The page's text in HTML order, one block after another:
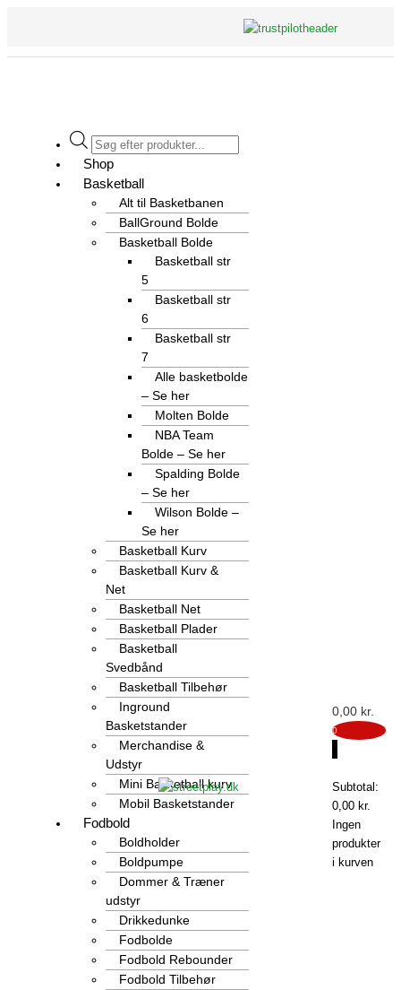
Shop
Basketball
Alt til Basketbanen
BallGround Bolde
Basketball Bolde
Basketball str
5
Basketball str
6
Basketball str
7
Alle basketbolde
– Se her
Molten Bolde
NBA Team
Bolde – Se her
Spalding Bolde
– Se her
Wilson Bolde –
Se her
Basketball Kurv
Basketball Kurv &
Net
Basketball Net
Basketball Plader
Basketball
Svedbånd
Basketball Tilbehør
Inground
Basketstander
Merchandise &
Udstyr
Mini Basketball kurv
Mobil Basketstander
Fodbold
Boldholder
Boldpumpe
Dommer & Træner
udstyr
Drikkedunke
Fodbolde
Fodbold Rebounder
Fodbold Tilbehør
0,00 kr.
0
Subtotal:
0,00 kr.
Ingen
produkter
i kurven